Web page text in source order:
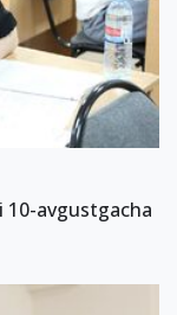
avgustgacha